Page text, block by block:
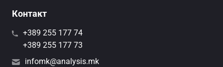
Контакт
+389 255 177 74
+389 255 177 73
infomk@analysis.mk